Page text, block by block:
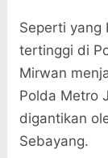
Seperti yang
tertinggi di
Mirwan
Polda Metro
digantikan
Sebayang.